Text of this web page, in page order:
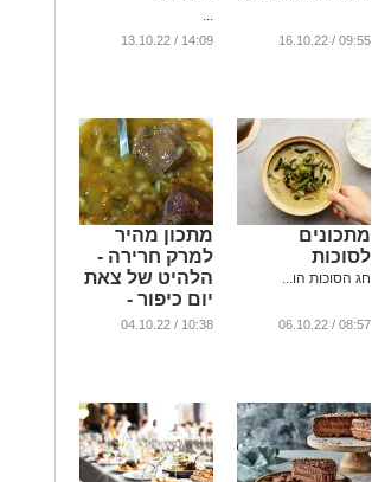
09:55 / 16.10.22
...
14:09 / 13.10.22
מתכונים
לסוכות
חג הסוכות הו...
08:57 / 06.10.22
מתכון מהיר
למרק חרירה -
הלהיט של צאת
יום כיפור -
הטעים והבריא
10:38 / 04.10.22